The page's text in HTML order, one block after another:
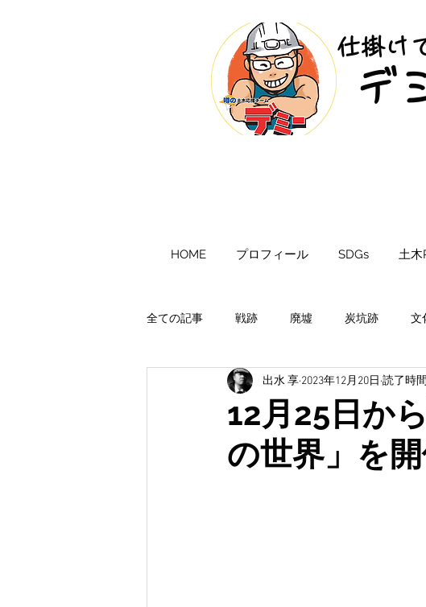
仕掛け
デ
HOME プロフィール SDGs 土木
全ての記事 戦跡 廃墟 炭坑跡 文
イベント 受賞 研究
無題のカテゴリー 防災・防災教育
12月25日か
の世界」を開
出水 享 2023年12月20日 読了時